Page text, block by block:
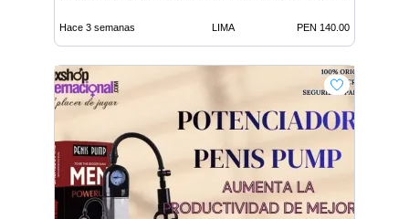
Hace 3 semanas LIMA PEN 140.00